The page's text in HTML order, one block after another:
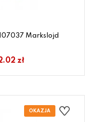
Markslojd
zł